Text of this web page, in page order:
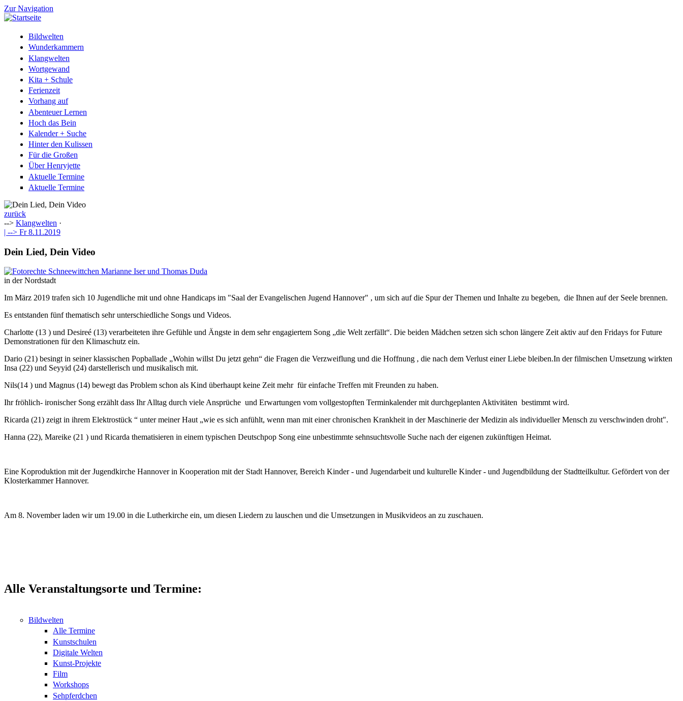
Zur Navigation
Bildwelten
Wunderkammern
Klangwelten
Wortgewand
Kita + Schule
Ferienzeit
Vorhang auf
Abenteuer Lernen
Hoch das Bein
Kalender + Suche
Hinter den Kulissen
Für die Großen
Über Henryjette
Aktuelle Termine
Aktuelle Termine
zurück
--> Klangwelten ·
| --> Fr 8.11.2019
Dein Lied, Dein Video
in der Nordstadt
Im März 2019 trafen sich 10 Jugendliche mit und ohne Handicaps im "Saal der Evangelischen Jugend Hannover" , um sich auf die Spur der Themen und Inhalte zu begeben, die Ihnen auf der Seele brennen.
Es entstanden fünf thematisch sehr unterschiedliche Songs und Videos.
Charlotte (13 ) und Desireé (13) verarbeiteten ihre Gefühle und Ängste in dem sehr engagiertem Song „die Welt zerfällt“. Die beiden Mädchen setzen sich schon längere Zeit aktiv auf den Fridays for Future
Demonstrationen für den Klimaschutz ein.
Dario (21) besingt in seiner klassischen Popballade „Wohin willst Du jetzt gehn“ die Fragen die Verzweiflung und die Hoffnung , die nach dem Verlust einer Liebe bleiben.In der filmischen Umsetzung wirkten
Insa (22) und Seyyid (24) darstellerisch und musikalisch mit.
Nils(14 ) und Magnus (14) bewegt das Problem schon als Kind überhaupt keine Zeit mehr für einfache Treffen mit Freunden zu haben.
Ihr fröhlich- ironischer Song erzählt dass Ihr Alltag durch viele Ansprüche und Erwartungen vom vollgestopften Terminkalender mit durchgeplanten Aktivitäten bestimmt wird.
Ricarda (21) zeigt in ihrem Elektrostück “ unter meiner Haut „wie es sich anfühlt, wenn man mit einer chronischen Krankheit in der Maschinerie der Medizin als individueller Mensch zu verschwinden droht".
Hanna (22), Mareike (21 ) und Ricarda thematisieren in einem typischen Deutschpop Song eine unbestimmte sehnsuchtsvolle Suche nach der eigenen zukünftigen Heimat.
Eine Koproduktion mit der Jugendkirche Hannover in Kooperation mit der Stadt Hannover, Bereich Kinder - und Jugendarbeit und kulturelle Kinder - und Jugendbildung der Stadtteilkultur. Gefördert von der
Klosterkammer Hannover.
Am 8. November laden wir um 19.00 in die Lutherkirche ein, um diesen Liedern zu lauschen und die Umsetzungen in Musikvideos an zu zuschauen.
Alle Veranstaltungsorte und Termine:
Bildwelten
Alle Termine
Kunstschulen
Digitale Welten
Kunst-Projekte
Film
Workshops
Sehpferdchen